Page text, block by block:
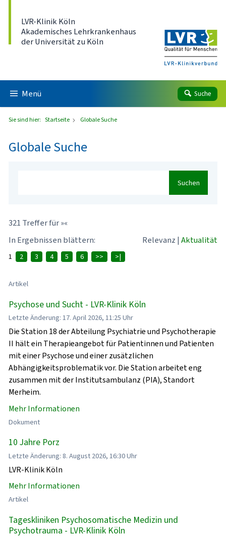
LVR-Klinik Köln
Akademisches Lehrkrankenhaus
der Universität zu Köln
Menü Suche
Sie sind hier: Startseite Globale Suche
Globale Suche
Suchen
321 Treffer für »«
In Ergebnissen blättern:
Relevanz | Aktualität
1 2 3 4 5 6 >> >|
Artikel
Psychose und Sucht - LVR-Klinik Köln
Letzte Änderung: 17. April 2026, 11:25 Uhr
Die Station 18 der Abteilung Psychiatrie und Psychotherapie
II hält ein Therapieangebot für Patientinnen und Patienten
mit einer Psychose und einer zusätzlichen
Abhängigkeitsproblematik vor. Die Station arbeitet eng
zusammen mit der Institutsambulanz (PIA), Standort
Merheim.
Mehr Informationen
Dokument
10 Jahre Porz
Letzte Änderung: 8. August 2026, 16:30 Uhr
LVR-Klinik Köln
Mehr Informationen
Artikel
Tageskliniken Psychosomatische Medizin und
Psychotrauma - LVR-Klinik Köln